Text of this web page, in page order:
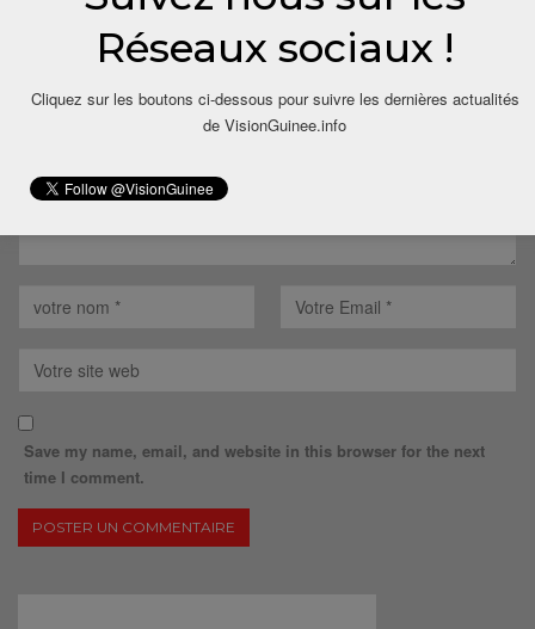
Votre adresse email ne sera pas publiée.
Save my name, email, and website in this browser for the next
time I comment.
Réseaux sociaux !
Cliquez sur les boutons ci-dessous pour suivre les dernières actualités
de VisionGuinee.info